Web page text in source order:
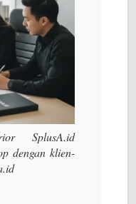
SplusA.id
dengan klien-